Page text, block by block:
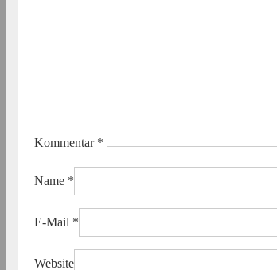
Kommentar *
Name *
E-Mail *
Website